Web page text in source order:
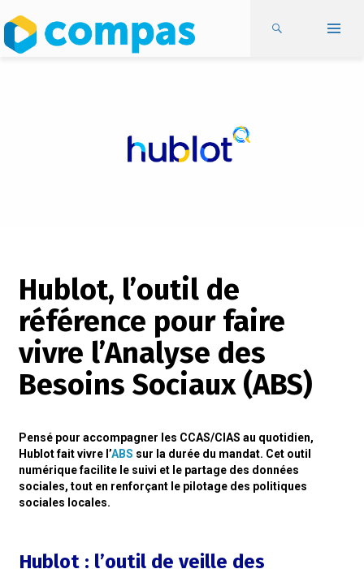
Hublot, l’outil de
référence pour faire
vivre l’Analyse des
Besoins Sociaux (ABS)
Pensé pour accompagner les CCAS/CIAS au quotidien,
Hublot fait vivre l’ABS sur la durée du mandat. Cet outil
numérique facilite le suivi et le partage des données
sociales, tout en renforçant le pilotage des politiques
sociales locales.
Hublot : l’outil de veille des